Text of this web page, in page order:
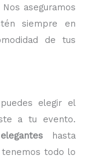
Nos aseguramos
siempre en
de tus
elegir el
a tu evento.
hasta
tenemos todo lo